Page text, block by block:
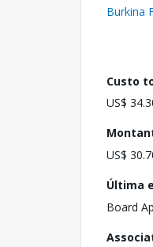
Burkina
Custo
US$
US$
Última
Board